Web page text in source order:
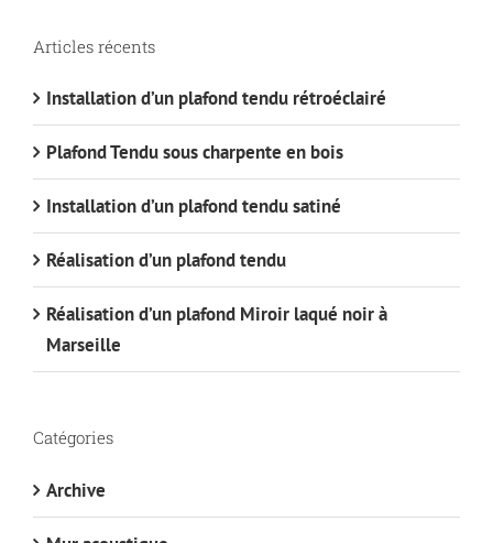
Articles récents
Installation d’un plafond tendu rétroéclairé
Plafond Tendu sous charpente en bois
Installation d’un plafond tendu satiné
Réalisation d’un plafond tendu
Réalisation d’un plafond Miroir laqué noir à
Marseille
Catégories
Archive